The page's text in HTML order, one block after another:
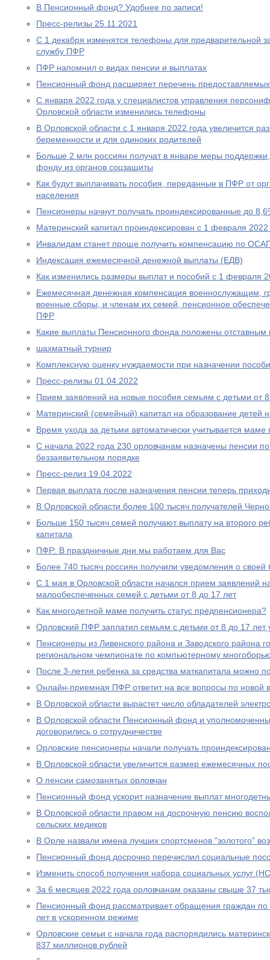
В Пенсионный фонд? Удобнее по записи!
Пресс-релизы 25.11.2021
С 1 декабря изменятся телефоны для предварительной
службу ПФР
ПФР напомнил о видах пенсии и выплатах
Пенсионный фонд расширяет перечень
С января 2022 года у специалистов управления
Орловской области изменились телефоны
В Орловской области с 1 января 2022 года увеличится
беременности и для одиноких родителей
Больше 2 млн россиян получат в январе меры
фонду из органов соцзащиты
Как будут выплачивать пособия, переданные в ПФР от
населения
Пенсионеры начнут получать проиндексированные до
Материнский капитал проиндексирован с 1 февраля 2022
Инвалидам станет проще получить компенсацию по
Индексация ежемесячной денежной выплаты (ЕДВ)
Как изменились размеры выплат и пособий с 1 февраля
Ежемесячная денежная компенсация военнослужащим,
военные сборы, и членам их семей, пенсионное
ПФР
Какие выплаты Пенсионного фонда положены
шахматный турнир
Комплексную оценку нуждаемости при назначении
Пресс-релизы 01.04.2022
Прием заявлений на новые пособия семьям с детьми от
Материнский (семейный) капитал на образование детей
Время ухода за детьми автоматически учитывается
С начала 2022 года 230 орловчанам назначены пенсии
беззаявительном порядке
Пресс-релиз 19.04.2022
Первая выплата после назначения пенсии теперь
В Орловской области более 100 тысяч получателей
Больше 150 тысяч семей получают выплату на второго
капитала
ПФР: В праздничные дни мы работаем для Вас
Более 740 тысяч россиян получили уведомления о
С 1 мая в Орловской области начался прием заявлений
малообеспеченных семей с детьми от 8 до 17 лет
Как многодетной маме получить статус предпенсионера?
Орловский ПФР заплатил семьям с детьми от 8 до 17
Пенсионеры из Ливенского района и Заводского района
региональном чемпионате по компьютерному
После 3-летия ребенка за средства маткапитала можно
Онлайн-приемная ПФР ответит на все вопросы по новой
В Орловской области вырастет число обладателей
В Орловской области Пенсионный фонд и
договорились о сотрудничестве
Орловские пенсионеры начали получать
В Орловской области увеличится размер ежемесячных
О пенсии самозанятых орловчан
Пенсионный фонд ускорит назначение выплат
В Орловской области правом на досрочную пенсию
сельских медиков
В Орле назвали имена лучших спортсменов "золотого"
Пенсионный фонд досрочно перечислил социальные
Изменить способ получения набора социальных услуг
За 6 месяцев 2022 года орловчанам оказаны свыше 37
Пенсионный фонд рассматривает обращения граждан по
лет в ускоренном режиме
Орловские семьи с начала года распорядились
837 миллионов рублей